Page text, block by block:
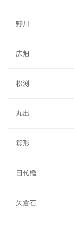
野川
広畑
松渕
丸出
箕形
目代橋
矢倉石